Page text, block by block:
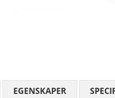
EGENSKAPER